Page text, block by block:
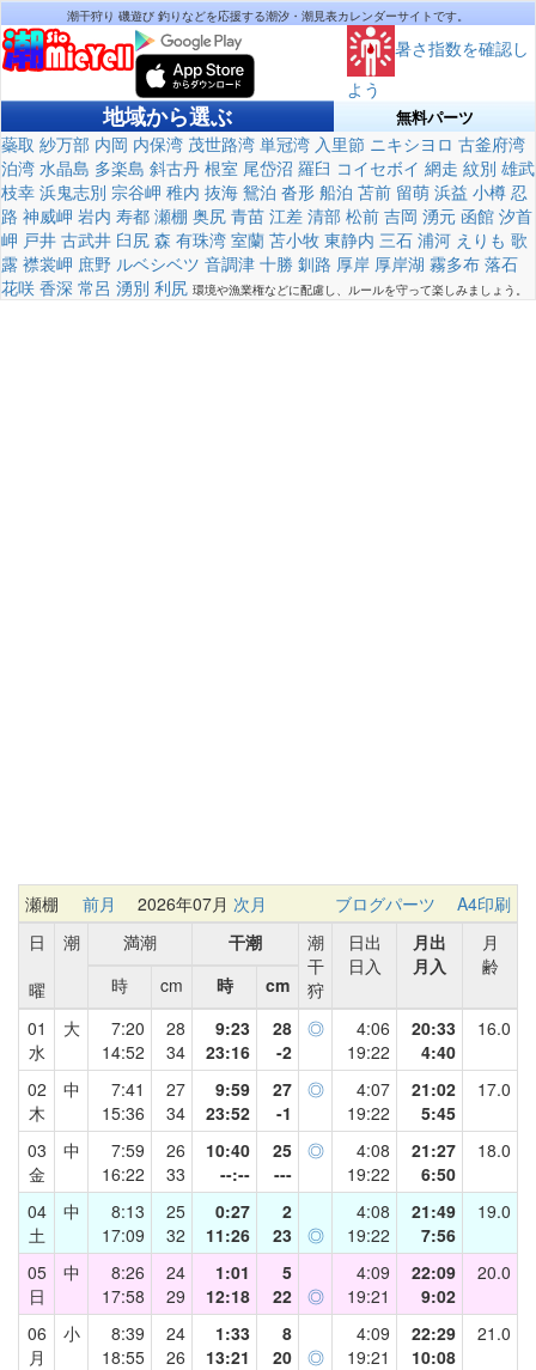
潮干狩り 磯遊び 釣りなどを応援する潮汐・潮見表カレンダーサイトです。
暑さ指数を確認し
よう
地域から選ぶ 無料パーツ
蘂取 紗万部 内岡 内保湾 茂世路湾 単冠湾 入里節 ニキシヨロ 古釜府湾
泊湾 水晶島 多楽島 斜古丹 根室 尾岱沼 羅臼 コイセボイ 網走 紋別 雄武
枝幸 浜鬼志別 宗谷岬 稚内 抜海 鴛泊 沓形 船泊 苫前 留萌 浜益 小樽 忍
路 神威岬 岩内 寿都 瀬棚 奥尻 青苗 江差 清部 松前 吉岡 湧元 函館 汐首
岬 戸井 古武井 臼尻 森 有珠湾 室蘭 苫小牧 東静内 三石 浦河 えりも 歌
露 襟裳岬 庶野 ルベシベツ 音調津 十勝 釧路 厚岸 厚岸湖 霧多布 落石
花咲 香深 常呂 湧別 利尻 環境や漁業権などに配慮し、ルールを守って楽しみましょう。
瀬棚 前月 2026年07月 次月 ブログパーツ
A4印刷
日
曜
潮 満潮 干潮
潮
干
狩
日出
日入
月出
月入
月
齢
時
cm 時
cm
01
水
大
7:20
14:52
28
34
9:23
23:16
28
-2
◎
4:06
19:22
20:33
4:40
16.0
02
木
中
7:41
15:36
27
34
9:59
23:52
27
-1
◎
4:07
19:22
21:02
5:45
17.0
03
金
中
7:59
16:22
26
33
10:40
--:--
25
---
◎
4:08
19:22
21:27
6:50
18.0
04
土
中
8:13
17:09
25
32
0:27
11:26
2
23
◎
4:08
19:22
21:49
7:56
19.0
05
日
中
8:26
17:58
24
29
1:01
12:18
5
22
◎
4:09
19:21
22:09
9:02
20.0
06
月
小
8:39
18:55
24
26
1:33
13:21
8
20
◎
4:09
19:21
22:29
10:08
21.0